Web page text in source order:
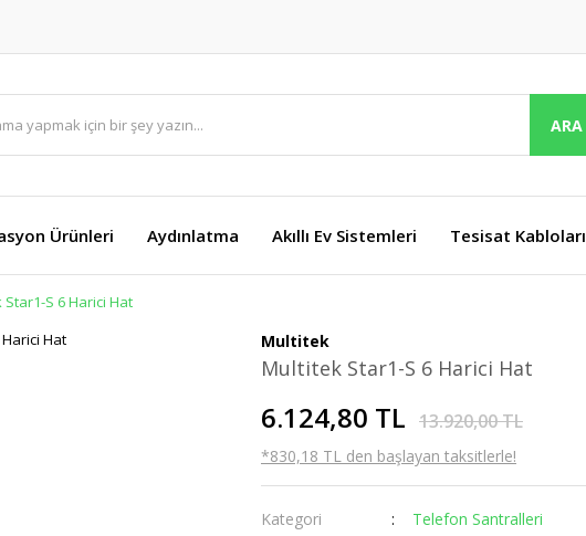
ARA
Ürünleri Aydınlatma Akıllı Ev Sistemleri Tesisat Kabloları
S 6 Harici Hat
Multitek
Multitek Star1-S 6 Harici Hat
6.124,80 TL 13.920,00 TL
*830,18 TL den başlayan taksitlerle!
Kategori
Telefon Santralleri